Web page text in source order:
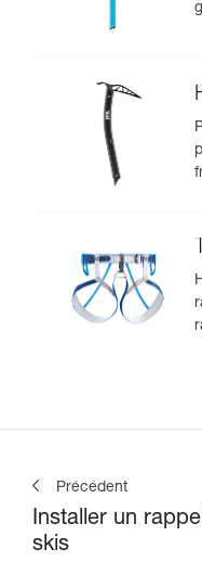
Précédent
Installer un
skis